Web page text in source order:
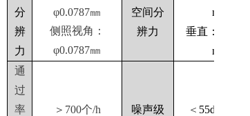
分
辨
力
φ0.0787㎜
侧照视角：
φ0.0787㎜
空间分
辨力
mm
垂直：直径
mm
通
过
率
＞700个/h 噪声级 ＜ 55dB（A）